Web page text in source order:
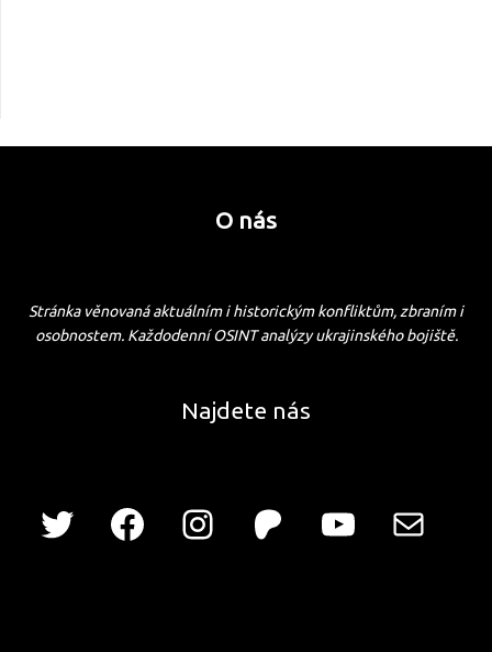
O nás
Stránka věnovaná aktuálním i historickým konfliktům, zbraním i
osobnostem. Každodenní OSINT analýzy ukrajinského bojiště.
Najdete nás